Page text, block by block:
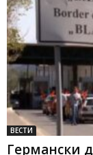
ВЕСТИ
Германски